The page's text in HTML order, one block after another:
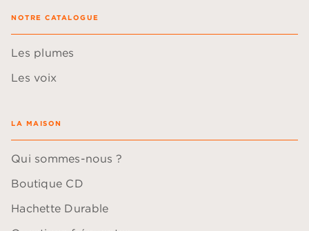
NOTRE CATALOGUE
Les plumes
Les voix
LA MAISON
Qui sommes-nous ?
Boutique CD
Hachette Durable